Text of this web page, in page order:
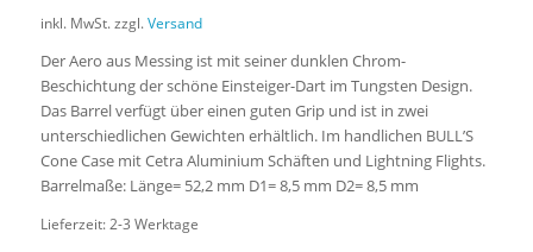
inkl. MwSt. zzgl. Versand
Der Aero aus Messing ist mit seiner dunklen Chrom-
Beschichtung der schöne Einsteiger-Dart im Tungsten Design.
Das Barrel verfügt über einen guten Grip und ist in zwei
unterschiedlichen Gewichten erhältlich. Im handlichen BULL’S
Cone Case mit Cetra Aluminium Schäften und Lightning Flights.
Barrelmaße: Länge= 52,2 mm D1= 8,5 mm D2= 8,5 mm
Lieferzeit: 2-3 Werktage